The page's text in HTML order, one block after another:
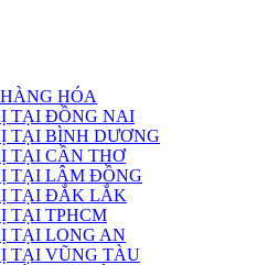
HÓA
TẠI ĐỒNG NAI
TẠI BÌNH DƯƠNG
TẠI CẦN THƠ
TẠI LÂM ĐỒNG
TẠI ĐẮK LẮK
TẠI TPHCM
TẠI LONG AN
TẠI VŨNG TÀU